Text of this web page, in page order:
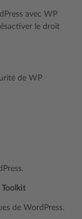
avec WP
le droit
de WP
Toolkit
de WordPress.